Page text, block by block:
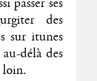
des
sur itunes
délà des
loin.